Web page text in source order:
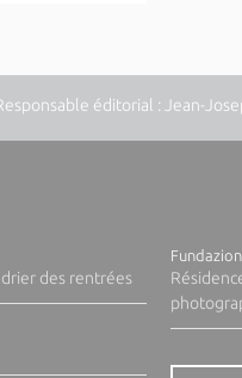
éditorial : Jean-
des rentrées